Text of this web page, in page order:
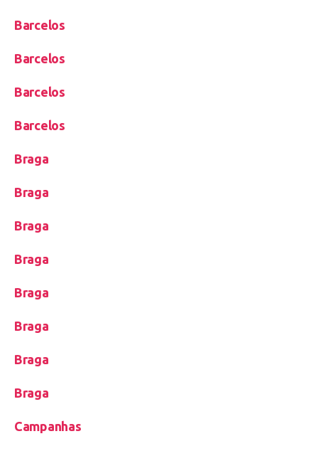
Barcelos
Barcelos
Barcelos
Barcelos
Braga
Braga
Braga
Braga
Braga
Braga
Braga
Braga
Campanhas